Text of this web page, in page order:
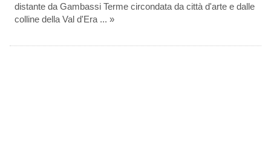
distante da Gambassi Terme circondata da città d'arte e dalle
colline della Val d'Era ... »